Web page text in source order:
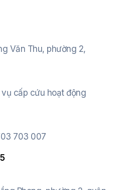
Văn Thu, phường 2,
cấp cứu hoạt động
703 007